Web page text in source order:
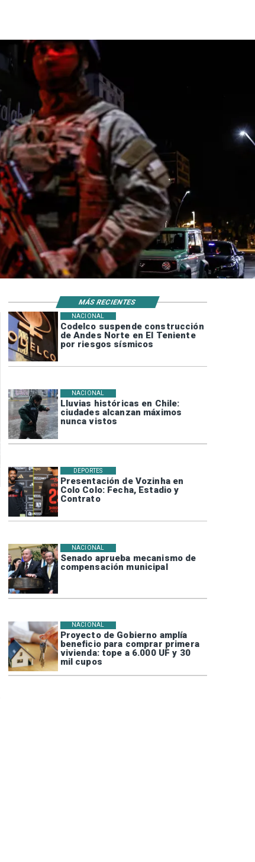
Codelco suspende construcción
de Andes Norte en El Teniente
por riesgos sísmicos
NACIONAL
Lluvias históricas en Chile:
ciudades alcanzan máximos
nunca vistos
NACIONAL
Presentación de Vozinha en
Colo Colo: Fecha, Estadio y
Contrato
DEPORTES
Senado aprueba mecanismo de
compensación municipal
NACIONAL
Proyecto de Gobierno amplía
beneficio para comprar primera
vivienda: tope a 6.000 UF y 30
mil cupos
NACIONAL
MÁS RECIENTES